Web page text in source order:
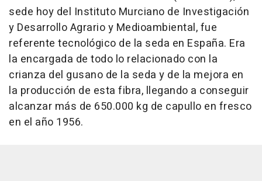
sede hoy del Instituto Murciano de Investigación
y Desarrollo Agrario y Medioambiental, fue
referente tecnológico de la seda en España. Era
la encargada de todo lo relacionado con la
crianza del gusano de la seda y de la mejora en
la producción de esta fibra, llegando a conseguir
alcanzar más de 650.000 kg de capullo en fresco
en el año 1956.